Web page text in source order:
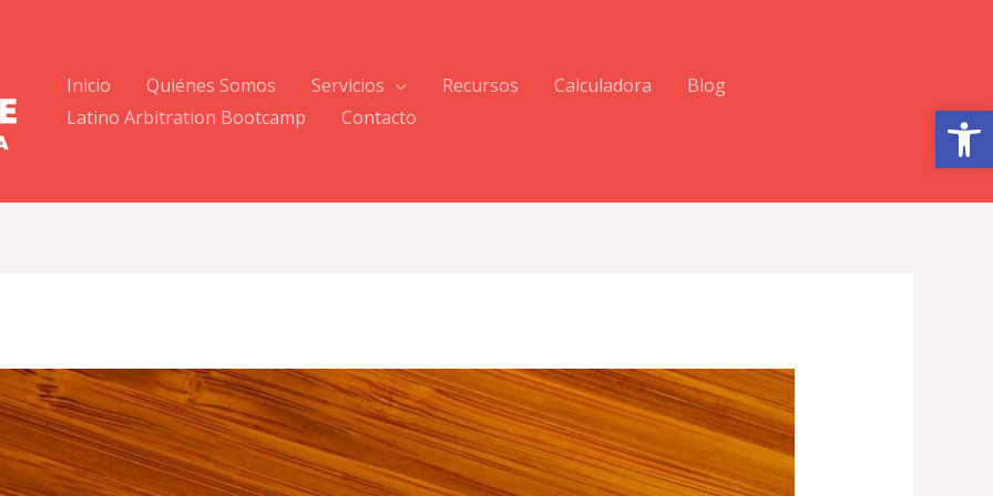
Abrir barra de herramientas
Inicio Quiénes Somos Servicios Recursos Calculadora
Blog
Latino Arbitration Bootcamp
Contacto